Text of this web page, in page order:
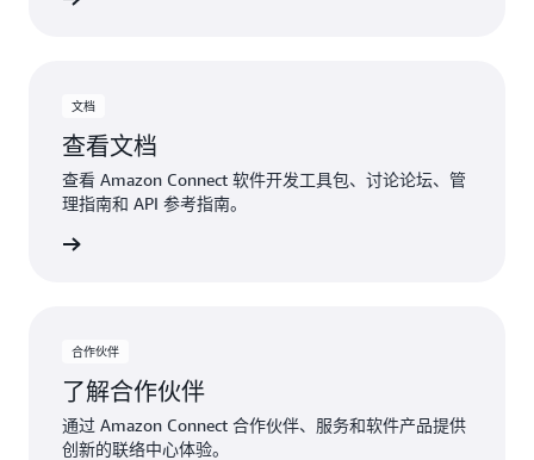
文档
查看文档
查看 Amazon Connect 软件开发工具包、讨论论坛、管
理指南和 API 参考指南。
合作伙伴
了解合作伙伴
通过 Amazon Connect 合作伙伴、服务和软件产品提供
创新的联络中心体验。